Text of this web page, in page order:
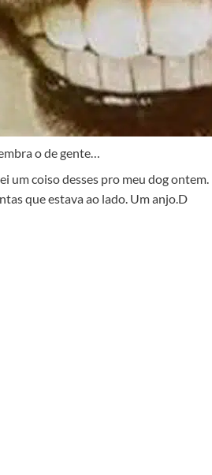
o de gente…
um coiso desses pro meu dog
que estava ao lado. Um anjo.D